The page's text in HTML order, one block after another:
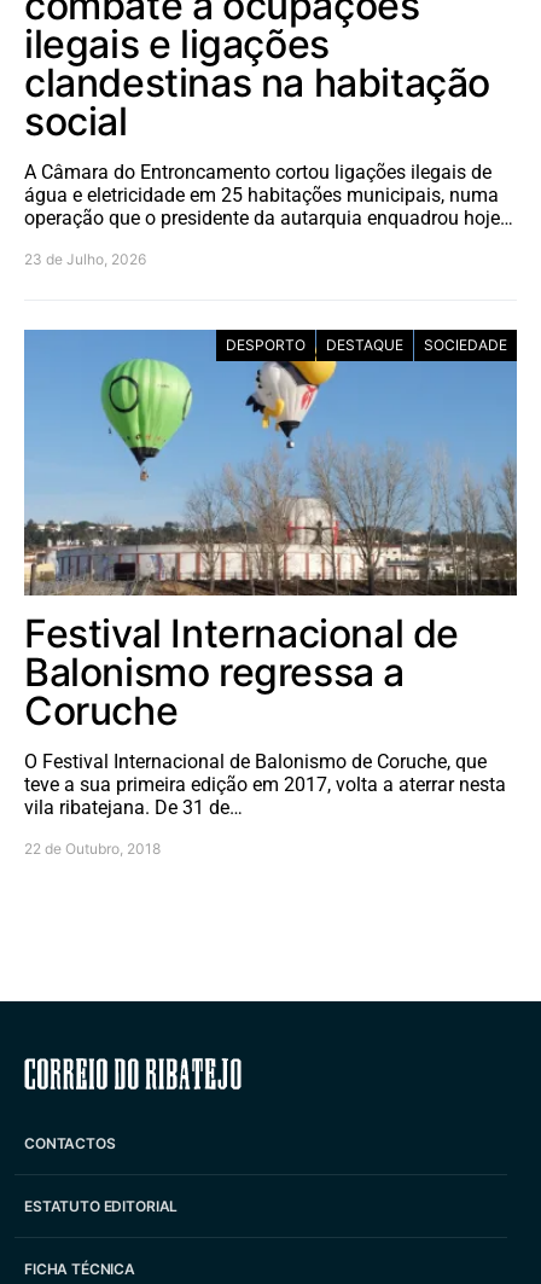
ilegais e ligações
clandestinas na habitação
social
A Câmara do Entroncamento cortou ligações ilegais de
água e eletricidade em 25 habitações municipais, numa
operação que o presidente da autarquia enquadrou hoje…
23 de Julho, 2026
DESPORTO DESTAQUE SOCIEDADE
Festival Internacional de
Balonismo regressa a
Coruche
O Festival Internacional de Balonismo de Coruche, que
teve a sua primeira edição em 2017, volta a aterrar nesta
vila ribatejana. De 31 de…
22 de Outubro, 2018
Correio do Ribatejo
CONTACTOS
ESTATUTO EDITORIAL
FICHA TÉCNICA